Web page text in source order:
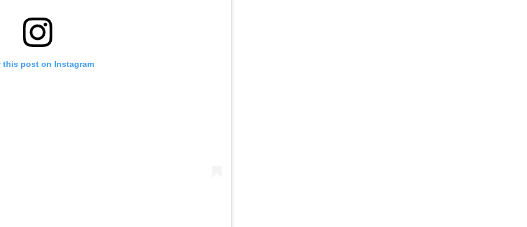
this post on Instagram